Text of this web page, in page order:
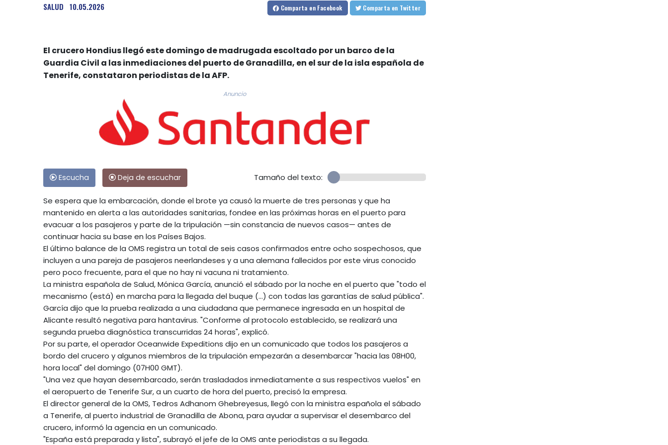
SALUD 10.05.2026 Comparta en Facebook Comparta en Twitter
El crucero Hondius llegó este domingo de madrugada escoltado por un barco de la
Guardia Civil a las inmediaciones del puerto de Granadilla, en el sur de la isla española de
Tenerife, constataron periodistas de la AFP.
Anuncio
Escucha Deja de escuchar Tamaño del texto:
Se espera que la embarcación, donde el brote ya causó la muerte de tres personas y que ha
mantenido en alerta a las autoridades sanitarias, fondee en las próximas horas en el puerto para
evacuar a los pasajeros y parte de la tripulación —sin constancia de nuevos casos— antes de
continuar hacia su base en los Países Bajos.
El último balance de la OMS registra un total de seis casos confirmados entre ocho sospechosos, que
incluyen a una pareja de pasajeros neerlandeses y a una alemana fallecidos por este virus conocido
pero poco frecuente, para el que no hay ni vacuna ni tratamiento.
La ministra española de Salud, Mónica García, anunció el sábado por la noche en el puerto que "todo el
mecanismo (está) en marcha para la llegada del buque (...) con todas las garantías de salud pública".
García dijo que la prueba realizada a una ciudadana que permanece ingresada en un hospital de
Alicante resultó negativa para hantavirus. "Conforme al protocolo establecido, se realizará una
segunda prueba diagnóstica transcurridas 24 horas", explicó.
Por su parte, el operador Oceanwide Expeditions dijo en un comunicado que todos los pasajeros a
bordo del crucero y algunos miembros de la tripulación empezarán a desembarcar "hacia las 08H00,
hora local" del domingo (07H00 GMT).
"Una vez que hayan desembarcado, serán trasladados inmediatamente a sus respectivos vuelos" en
el aeropuerto de Tenerife Sur, a un cuarto de hora del puerto, precisó la empresa.
El director general de la OMS, Tedros Adhanom Ghebreyesus, llegó con la ministra española el sábado
a Tenerife, al puerto industrial de Granadilla de Abona, para ayudar a supervisar el desembarco del
crucero, informó la agencia en un comunicado.
"España está preparada y lista", subrayó el jefe de la OMS ante periodistas a su llegada.